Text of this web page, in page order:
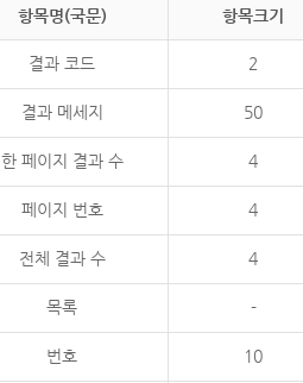
항목명(국문) 항목크기
결과 코드 2
결과 메세지 50
한 페이지 결과 수 4
페이지 번호 4
전체 결과 수 4
목록 -
번호 10